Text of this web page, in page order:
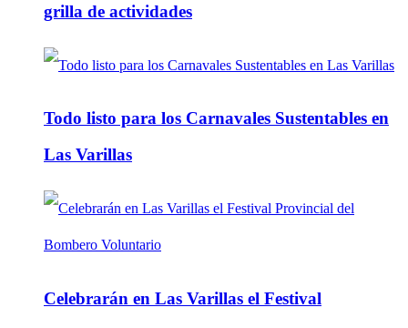
grilla de actividades
Todo listo para los Carnavales Sustentables en
Las Varillas
Celebrarán en Las Varillas el Festival